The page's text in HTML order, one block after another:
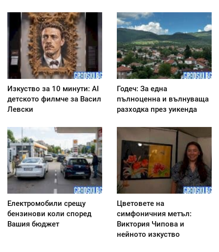
Изкуство за 10 минути: AI
детското филмче за Васил
Левски
Годеч: За една
пълноценна и вълнуваща
разходка през уикенда
Електромобили срещу
бензинови коли според
Вашия бюджет
Цветовете на
симфоничния метъл:
Виктория Чипова и
нейното изкуство